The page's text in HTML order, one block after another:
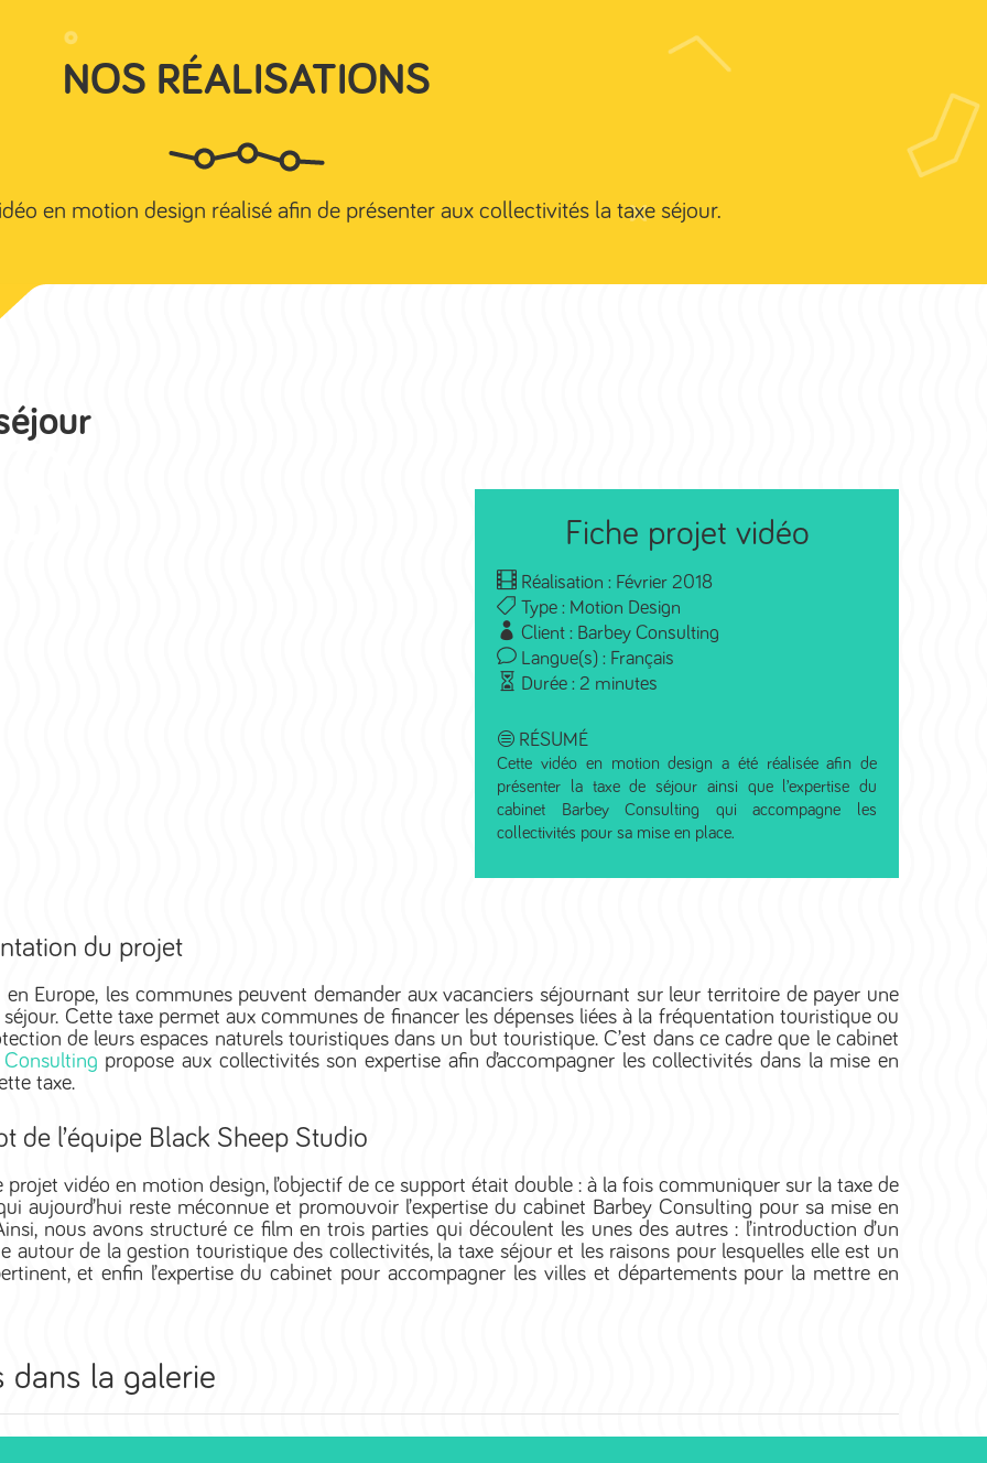
Accueil Studio Grenoble
NOS RÉALISATIONS
en motion design réalisé afin de présenter aux collectivités la taxe séjour.
Fiche projet vidéo
Réalisation : Février 2018
Type : Motion Design
Client : Barbey Consulting
Langue(s) : Français
Durée : 2 minutes
RÉSUMÉ
Cette vidéo en motion design a été réalisée afin de
présenter la taxe de séjour ainsi que l’expertise du
cabinet Barbey Consulting qui accompagne les
collectivités pour sa mise en place.
du projet
en Europe, les communes peuvent demander aux vacanciers séjournant sur leur territoire de payer une
séjour. Cette taxe permet aux communes de financer les dépenses liées à la fréquentation touristique ou
de leurs espaces naturels touristiques dans un but touristique. C’est dans ce cadre que le cabinet
propose aux collectivités son expertise afin d’accompagner les collectivités dans la mise en
taxe.
de l’équipe Black Sheep Studio
projet vidéo en motion design, l’objectif de ce support était double : à la fois communiquer sur la taxe de
aujourd’hui reste méconnue et promouvoir l’expertise du cabinet Barbey Consulting pour sa mise en
nous avons structuré ce film en trois parties qui découlent les unes des autres : l’introduction d’un
autour de la gestion touristique des collectivités, la taxe séjour et les raisons pour lesquelles elle est un
et enfin l’expertise du cabinet pour accompagner les villes et départements pour la mettre en
dans la galerie